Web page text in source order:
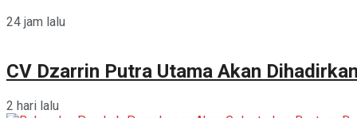
24 jam lalu
CV Dzarrin Putra Utama Akan
2 hari lalu